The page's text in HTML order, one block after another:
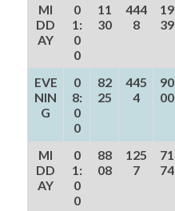
MI
DD
AY
0
1:
0
0
11
30
444
8
19
39
EVE
NIN
G
0
8:
0
0
82
25
445
4
90
00
MI
DD
AY
0
1:
0
0
88
08
125
7
71
74